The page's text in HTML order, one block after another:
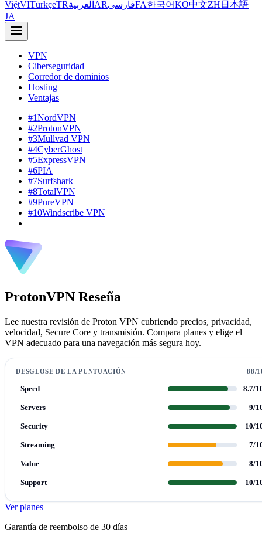
ViệtVITürkçeTRالعربية ARفارسیFA한국어KO中文ZH 日本語
JA
VPN
Ciberseguridad
Corredor de dominios
Hosting
Ventajas
#1NordVPN
#2ProtonVPN
#3Mullvad VPN
#4CyberGhost
#5ExpressVPN
#6PIA
#7Surfshark
#8TotalVPN
#9PureVPN
#10Windscribe VPN
ProtonVPN Reseña
Lee nuestra revisión de Proton VPN cubriendo precios, privacidad,
velocidad, Secure Core y transmisión. Compara planes y elige el
VPN adecuado para una navegación más segura hoy.
DESGLOSE DE LA PUNTUACIÓN 88/
Speed 8.7/
Servers 9/
Security 10/
Streaming 7/
Value 8/
Support 10/
Ver planes
Garantía de reembolso de 30 días